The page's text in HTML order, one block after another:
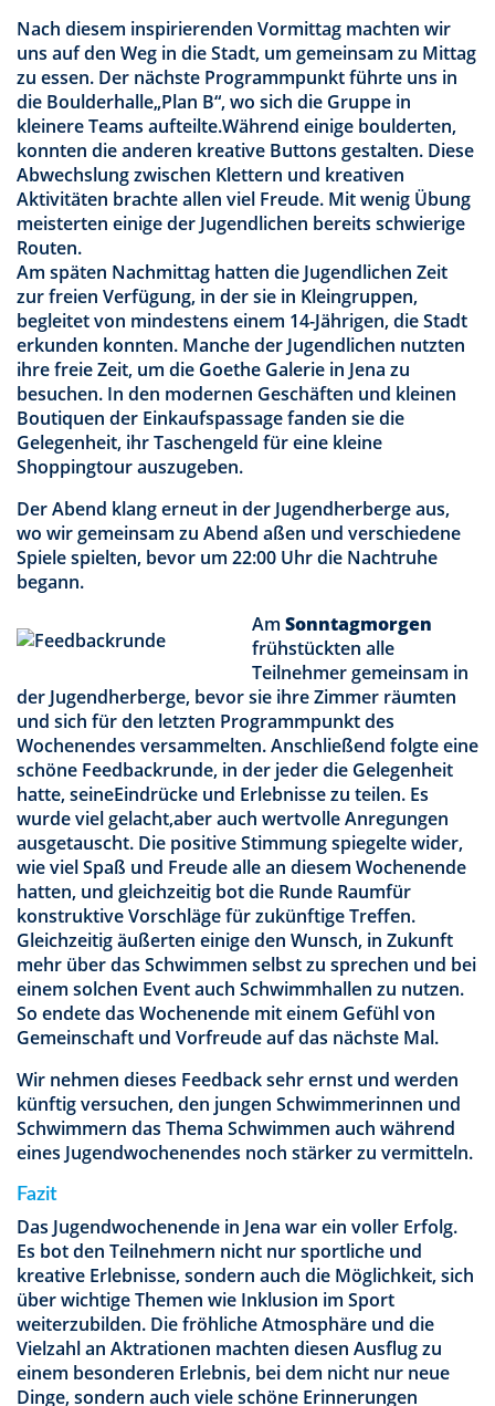
Nach diesem inspirierenden Vormittag machten wir
uns auf den Weg in die Stadt, um gemeinsam zu Mittag
zu essen. Der nächste Programmpunkt führte uns in
die Boulderhalle„Plan B“, wo sich die Gruppe in
kleinere Teams aufteilte.Während einige boulderten,
konnten die anderen kreative Buttons gestalten. Diese
Abwechslung zwischen Klettern und kreativen
Aktivitäten brachte allen viel Freude. Mit wenig Übung
meisterten einige der Jugendlichen bereits schwierige
Routen.
Am späten Nachmittag hatten die Jugendlichen Zeit
zur freien Verfügung, in der sie in Kleingruppen,
begleitet von mindestens einem 14-Jährigen, die Stadt
erkunden konnten. Manche der Jugendlichen nutzten
ihre freie Zeit, um die Goethe Galerie in Jena zu
besuchen. In den modernen Geschäften und kleinen
Boutiquen der Einkaufspassage fanden sie die
Gelegenheit, ihr Taschengeld für eine kleine
Shoppingtour auszugeben.
Der Abend klang erneut in der Jugendherberge aus,
wo wir gemeinsam zu Abend aßen und verschiedene
Spiele spielten, bevor um 22:00 Uhr die Nachtruhe
begann.
Am Sonntagmorgen
frühstückten alle
Teilnehmer gemeinsam in
der Jugendherberge, bevor sie ihre Zimmer räumten
und sich für den letzten Programmpunkt des
Wochenendes versammelten. Anschließend folgte eine
schöne Feedbackrunde, in der jeder die Gelegenheit
hatte, seineEindrücke und Erlebnisse zu teilen. Es
wurde viel gelacht,aber auch wertvolle Anregungen
ausgetauscht. Die positive Stimmung spiegelte wider,
wie viel Spaß und Freude alle an diesem Wochenende
hatten, und gleichzeitig bot die Runde Raumfür
konstruktive Vorschläge für zukünftige Treffen.
Gleichzeitig äußerten einige den Wunsch, in Zukunft
mehr über das Schwimmen selbst zu sprechen und bei
einem solchen Event auch Schwimmhallen zu nutzen.
So endete das Wochenende mit einem Gefühl von
Gemeinschaft und Vorfreude auf das nächste Mal.
Wir nehmen dieses Feedback sehr ernst und werden
künftig versuchen, den jungen Schwimmerinnen und
Schwimmern das Thema Schwimmen auch während
eines Jugendwochenendes noch stärker zu vermitteln.
Fazit
Das Jugendwochenende in Jena war ein voller Erfolg.
Es bot den Teilnehmern nicht nur sportliche und
kreative Erlebnisse, sondern auch die Möglichkeit, sich
über wichtige Themen wie Inklusion im Sport
weiterzubilden. Die fröhliche Atmosphäre und die
Vielzahl an Aktrationen machten diesen Ausflug zu
einem besonderen Erlebnis, bei dem nicht nur neue
Dinge, sondern auch viele schöne Erinnerungen